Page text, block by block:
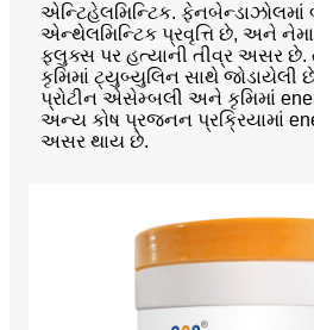
એન્ટિહેલમિન્ટિક. ફેનબેન્ડાઝોલમાં
એન્થેલમિન્ટિક પ્રવૃત્તિ છે, અને
ફ્લુક્સ પર હત્યાની તીવ્ર અસર છે.
કૃમિમાં ટ્યુબ્યુલિન સાથે જોડાયેલી
પ્રોટીન એસેમ્બલી અને કૃમિમાં
અન્ય કોષ પ્રજનન પ્રક્રિયામાં
અસર થાય છે.